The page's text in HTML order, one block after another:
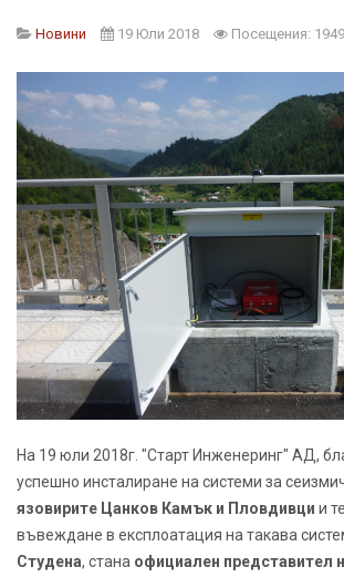
Новини 19 Юли 2018 Посещения:
На 19 юли 2018г. "Старт Инженеринг" АД,
успешно инсталиране на системи за
язовирите Цанков Камък и Пловдивци и
въвеждане в експлоатация на такава
Студена, стана официален представител